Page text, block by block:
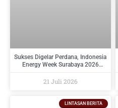
Sukses Digelar Perdana, Indonesia
Energy Week Surabaya 2026
Indonesia Timur dan Siap Kembali
21 Juli 2026
LINTASAN BERITA